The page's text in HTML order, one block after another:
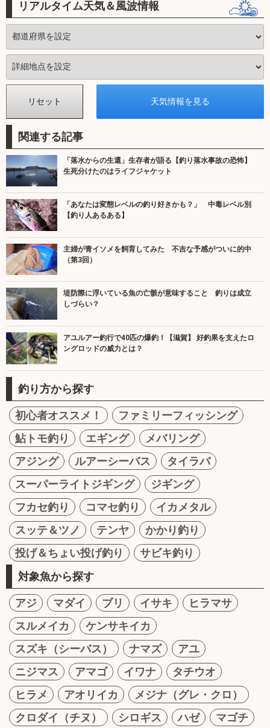
リアルタイム天気＆風波情報
関連する記事
「落水からの生還」生存者が語る【釣り落水事故の恐怖】
生死分けたのはライフジャケット
「あなたは変態レベルの釣り好きかも？」 中毒レベル別
【釣り人あるある】
主婦が青イソメを飼育してみた 不吉な予感がついに的中
（第3回）
堤防際に浮いている魚の亡骸が意味すること 釣りは成立
しづらい？
アユルアー釣行で40匹の爆釣！【滋賀】 好釣果を支えたロ
ングロッドの威力とは？
釣り方から探す
初心者オススメ！
ファミリーフィッシング
鮎トモ釣り
エギング
メバリング
アジング
ルアーシーバス
タイラバ
スーパーライトジギング
ジギング
フカセ釣り
コマセ釣り
イカメタル
スッテ＆ツノ
テンヤ
かかり釣り
投げ＆ちょい投げ釣り
サビキ釣り
対象魚から探す
アジ マダイ ブリ イサキ
ヒラマサ
スルメイカ
ケンサキイカ
スズキ（シーバス）
ナマズ
アユ
ニジマス
アマゴ イワナ
タチウオ
ヒラメ
アオリイカ
メジナ（グレ・クロ）
クロダイ（チヌ）
シロギス ハゼ
マゴチ